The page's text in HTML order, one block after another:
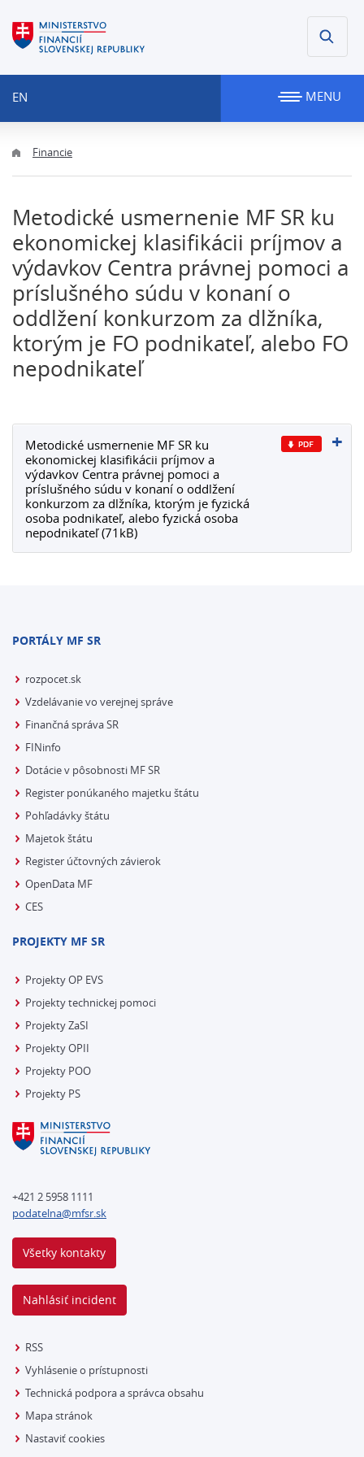
EN MENU
Financie
Metodické usmernenie MF SR ku
ekonomickej klasifikácii príjmov a
výdavkov Centra právnej pomoci a
príslušného súdu v konaní o
oddlžení konkurzom za dlžníka,
ktorým je FO podnikateľ, alebo FO
nepodnikateľ
Metodické usmernenie MF SR ku
ekonomickej klasifikácii príjmov a
výdavkov Centra právnej pomoci a
príslušného súdu v konaní o oddlžení
konkurzom za dlžníka, ktorým je fyzická
osoba podnikateľ, alebo fyzická osoba
nepodnikateľ (71kB)
PORTÁLY MF SR
rozpocet.sk
Vzdelávanie vo verejnej správe
Finančná správa SR
FINinfo
Dotácie v pôsobnosti MF SR
Register ponúkaného majetku štátu
Pohľadávky štátu
Majetok štátu
Register účtovných závierok
OpenData MF
CES
PROJEKTY MF SR
Projekty OP EVS
Projekty technickej pomoci
Projekty ZaSI
Projekty OPII
Projekty POO
Projekty PS
+421 2 5958 1111
podatelna@mfsr.sk
Všetky kontakty
Nahlásiť incident
RSS
Vyhlásenie o prístupnosti
Technická podpora a správca obsahu
Mapa stránok
Nastaviť cookies